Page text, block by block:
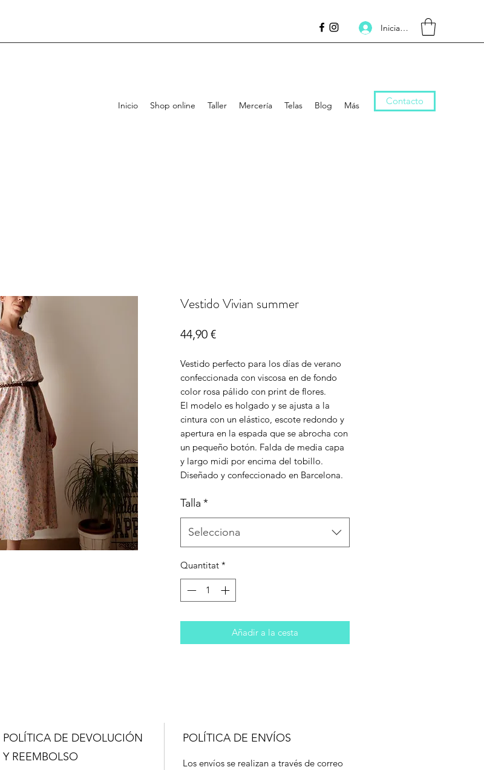
Inicia la sessió
Inicio Shop online Taller Mercería Telas Blog Más Contacto
Vestido Vivian summer
44,90 €Price
Vestido perfecto para los días de verano
confeccionada con viscosa en de fondo
color rosa pálido con print de flores.
El modelo es holgado y se ajusta a la
cintura con un elástico, escote redondo y
apertura en la espada que se abrocha con
un pequeño botón. Falda de media capa
y largo midi por encima del tobillo.
Diseñado y confeccionado en Barcelona.
Talla *
Selecciona
Quantitat *
Añadir a la cesta
POLÍTICA DE DEVOLUCIÓN
Y REEMBOLSO
POLÍTICA DE ENVÍOS
Los envíos se realizan a través de correo